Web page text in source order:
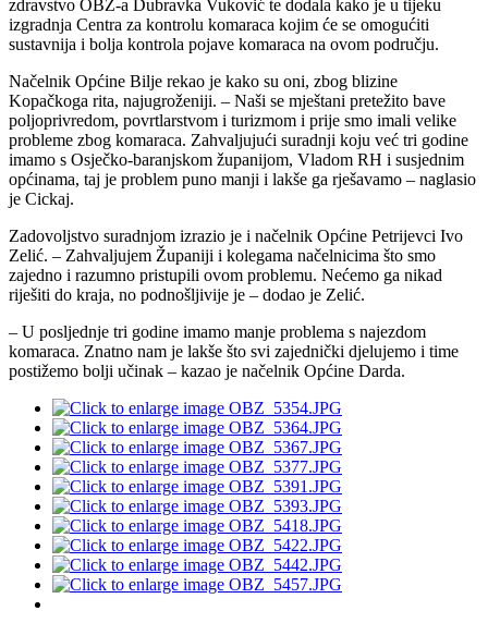
zdravstvo OBŽ-a Dubravka Vuković te dodala kako je u tijeku
izgradnja Centra za kontrolu komaraca kojim će se omogućiti
sustavnija i bolja kontrola pojave komaraca na ovom području.
Načelnik Općine Bilje rekao je kako su oni, zbog blizine
Kopačkoga rita, najugroženiji. – Naši se mještani pretežito bave
poljoprivredom, povrtlarstvom i turizmom i prije smo imali velike
probleme zbog komaraca. Zahvaljujući suradnji koju već tri godine
imamo s Osječko-baranjskom županijom, Vladom RH i susjednim
općinama, taj je problem puno manji i lakše ga rješavamo – naglasio
je Cickaj.
Zadovoljstvo suradnjom izrazio je i načelnik Općine Petrijevci Ivo
Zelić. – Zahvaljujem Županiji i kolegama načelnicima što smo
zajedno i razumno pristupili ovom problemu. Nećemo ga nikad
riješiti do kraja, no podnošljivije je – dodao je Zelić.
– U posljednje tri godine imamo manje problema s najezdom
komaraca. Znatno nam je lakše što svi zajednički djelujemo i time
postižemo bolji učinak – kazao je načelnik Općine Darda.